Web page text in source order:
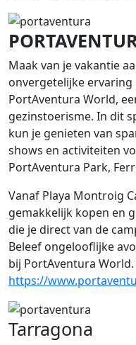
Maak van je vakantie
onvergetelijke ervaring
PortAventura World,
gezinstoerisme. In dit
kun je genieten van
shows en activiteiten
PortAventura Park,
Vanaf Playa Montroig
gemakkelijk kopen en
die je direct van de
Beleef ongelooflijke
bij PortAventura
https://
Tarragona